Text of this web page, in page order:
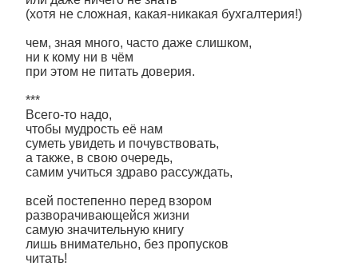
(хотя не сложная, какая-никакая бухгалтерия!)
чем, зная много, часто даже слишком,
ни к кому ни в чём
при этом не питать доверия.
***
Всего-то надо,
чтобы мудрость её нам
суметь увидеть и почувствовать,
а также, в свою очередь,
самим учиться здраво рассуждать,
всей постепенно перед взором
разворачивающейся жизни
самую значительную книгу
лишь внимательно, без пропусков
читать!